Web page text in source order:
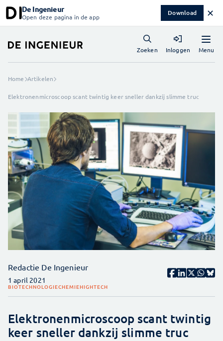
De Ingenieur
Open deze pagina in de app Download ✕
Menu
Zoeken Inloggen
Home Artikelen
Elektronenmicroscoop scant twintig keer sneller dankzij slimme truc
Redactie De Ingenieur
1 april 2021
BIOTECHNOLOGIECHEMIEHIGHTECH
Elektronenmicroscoop scant twintig
keer sneller dankzij slimme truc